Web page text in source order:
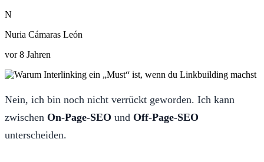
N
Nuria Cámaras León
vor 8 Jahren
Nein, ich bin noch nicht verrückt geworden. Ich kann
zwischen On-Page-SEO und Off-Page-SEO
unterscheiden.